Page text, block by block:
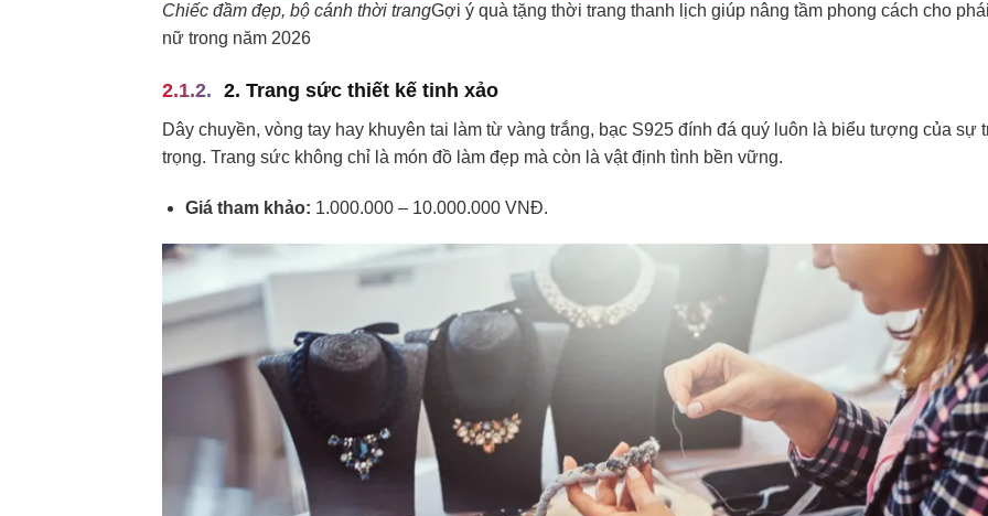
Chiếc đầm đẹp, bộ cánh thời trangGợi ý quà tặng thời trang thanh lịch giúp nâng tầm phong cách cho phái
nữ trong năm 2026
2. Trang sức thiết kế tinh xảo
Dây chuyền, vòng tay hay khuyên tai làm từ vàng trắng, bạc S925 đính đá quý luôn là biểu tượng của sự
trọng. Trang sức không chỉ là món đồ làm đẹp mà còn là vật định tình bền vững.
Giá tham khảo: 1.000.000 – 10.000.000 VNĐ.